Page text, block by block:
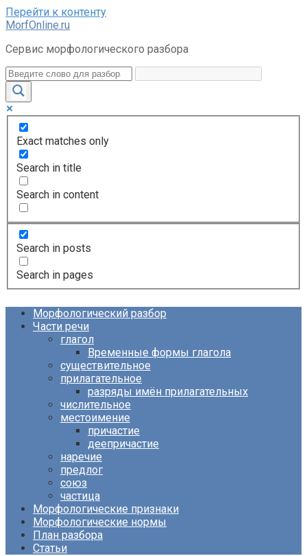
Перейти к контенту
MorfOnline.ru
Сервис морфологического разбора
Exact matches only
Search in title
Search in content
Search in posts
Search in pages
Морфологический разбор
Части речи
глагол
Временные формы глагола
существительное
прилагательное
разряды имён прилагательных
числительное
местоимение
причастие
деепричастие
наречие
предлог
союз
частица
Морфологические признаки
Морфологические нормы
План разбора
Статьи